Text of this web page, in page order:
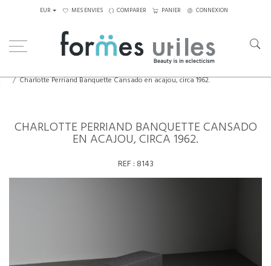
EUR MES ENVIES COMPARER PANIER CONNEXION
Charlotte Perriand Banquette Cansado en acajou, circa 1962.
CHARLOTTE PERRIAND BANQUETTE CANSADO
EN ACAJOU, CIRCA 1962.
REF : 8143